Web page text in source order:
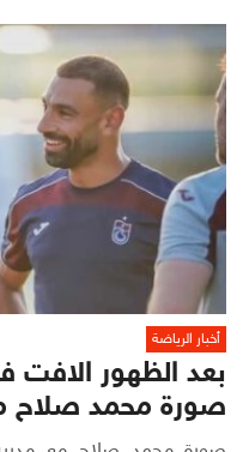
أخبار الرياضة
بعد الظهور الافت
صورة محمد صلاح